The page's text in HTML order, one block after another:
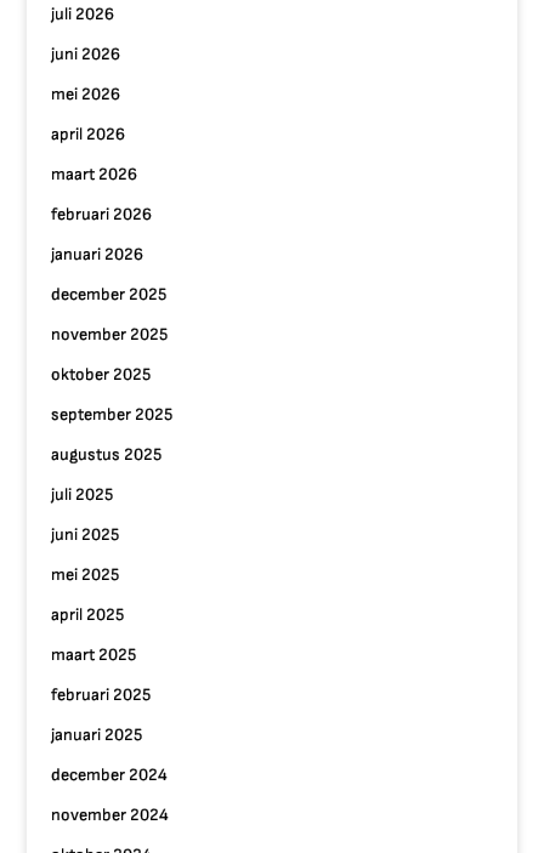
juli 2026
juni 2026
mei 2026
april 2026
maart 2026
februari 2026
januari 2026
december 2025
november 2025
oktober 2025
september 2025
augustus 2025
juli 2025
juni 2025
mei 2025
april 2025
maart 2025
februari 2025
januari 2025
december 2024
november 2024